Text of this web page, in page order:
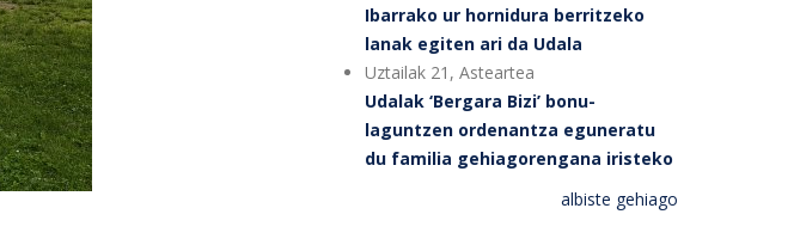
Ibarrako ur hornidura berritzeko
lanak egiten ari da Udala
Uztailak 21, Asteartea
Udalak ‘Bergara Bizi’ bonu-
laguntzen ordenantza eguneratu
du familia gehiagorengana iristeko
albiste gehiago